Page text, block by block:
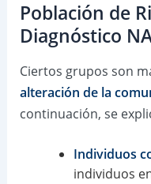
Población de
Diagnóstico
Ciertos grupos son
alteración de la
continuación, se
Individuos
individuos